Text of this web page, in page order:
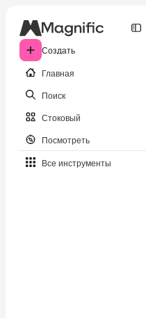
Создать
Главная
Поиск
Стоковый
Посмотреть
Все инструменты